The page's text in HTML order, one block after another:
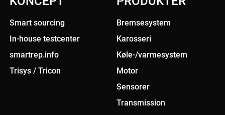
Smart sourcing
In-house testcenter
smartrep.info
Trisys / Tricon
Bremsesystem
Karosseri
Køle-/varmesystem
Motor
Sensorer
Transmission